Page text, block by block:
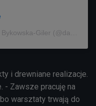
i drewniane realizacje.
- Zawsze pracuję na
warsztaty trwają do